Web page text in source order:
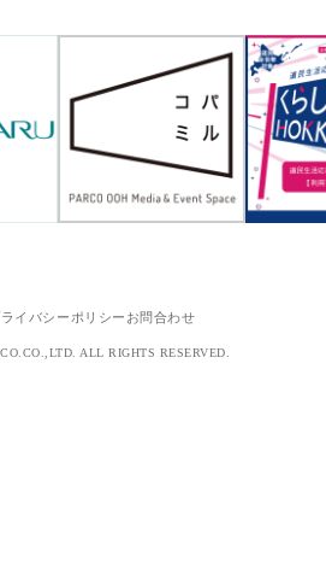
イバシーポリシー お問合わせ
ALL RIGHTS RESERVED.